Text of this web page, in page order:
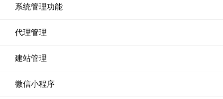
系统管理功能
代理管理
建站管理
微信小程序